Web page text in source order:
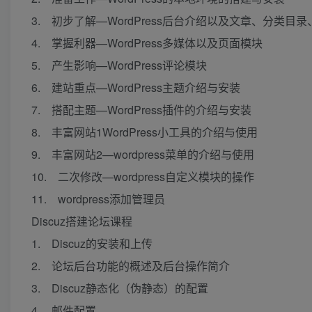
3. 初步了解—WordPress后台介绍以及文章、分类目录
4. 掌握利器—WordPress多媒体以及页面模块
5. 产生影响—WordPress评论模块
6. 建站重点—WordPress主题介绍与安装
7. 搭配主题—WordPress插件的介绍与安装
8. 丰富网站1WordPress小工具的介绍与使用
9. 丰富网站2—wordpress菜单的介绍与使用
10. 二次修改—wordpress自定义模块的操作
11. wordpress添加管理员
Discuz搭建论坛课程
1. Discuz的安装和上传
2. 论坛后台功能的概述及后台操作简介
3. Discuz静态化（伪静态）的配置